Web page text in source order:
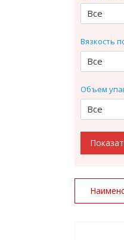
Все
Вязкость
Все
Объем
Все